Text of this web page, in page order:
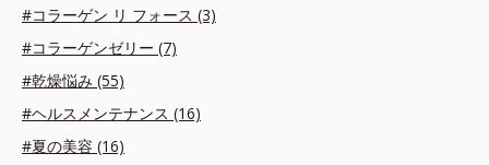
#コラーゲン リ フォース (3)
#コラーゲンゼリー (7)
#乾燥悩み (55)
#ヘルスメンテナンス (16)
#夏の美容 (16)